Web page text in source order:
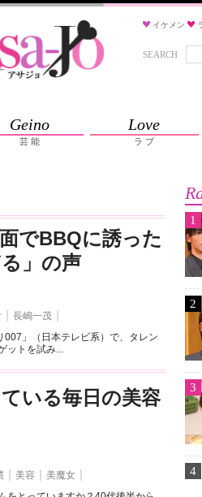
イケメン
SEARCH
Geino
芸 能
Love
ラ ブ
でBBQに誘った
」の声
長嶋一茂
007」（日本テレビ系）で、タレン
ットを試み...
いる毎日の美容
美容
美魔女
1
2
3
4